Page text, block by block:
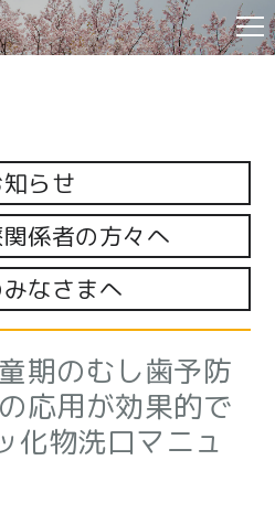
らせ
係者の方々へ
なさまへ
期のむし歯予防
応用が効果的で
化物洗口マニュ